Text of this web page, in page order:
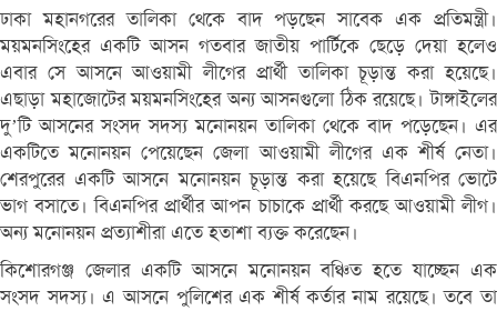
ঢাকা মহানগরের তালিকা থেকে বাদ পড়ছেন সাবেক এক প্রতিমন্ত্রী।
ময়মনসিংহের একটি আসন গতবার জাতীয় পার্টিকে ছেড়ে দেয়া হলেও
এবার সে আসনে আওয়ামী লীগের প্রার্থী তালিকা চূড়ান্ত করা হয়েছে।
এছাড়া মহাজোটের ময়মনসিংহের অন্য আসনগুলো ঠিক রয়েছে। টাঙ্গাইলের
দু’টি আসনের সংসদ সদস্য মনোনয়ন তালিকা থেকে বাদ পড়েছেন। এর
একটিতে মনোনয়ন পেয়েছেন জেলা আওয়ামী লীগের এক শীর্ষ নেতা।
শেরপুরের একটি আসনে মনোনয়ন চূড়ান্ত করা হয়েছে বিএনপির ভোটে
ভাগ বসাতে। বিএনপির প্রার্থীর আপন চাচাকে প্রার্থী করছে আওয়ামী লীগ।
অন্য মনোনয়ন প্রত্যাশীরা এতে হতাশা ব্যক্ত করেছেন।
কিশোরগঞ্জ জেলার একটি আসনে মনোনয়ন বঞ্চিত হতে যাচ্ছেন এক
সংসদ সদস্য। এ আসনে পুলিশের এক শীর্ষ কর্তার নাম রয়েছে। তবে তা